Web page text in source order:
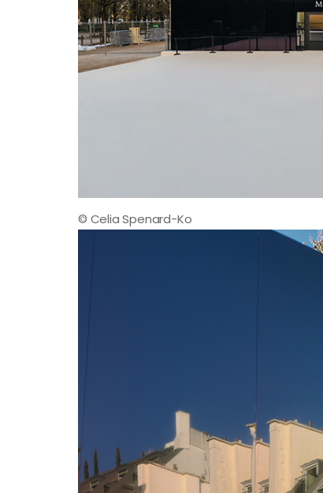
© Celia Spenard-Ko